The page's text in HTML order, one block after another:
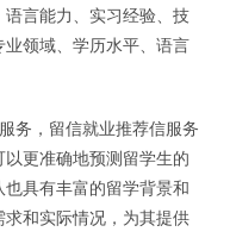
言能力、实习经验、技
领域、学历水平、语言
务，留信就业推荐信服务
更准确地预测留学生的
具有丰富的留学背景和
和实际情况，为其提供